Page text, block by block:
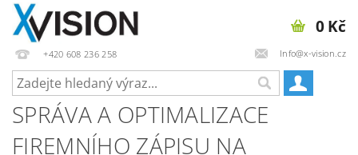
+420 608 236 258 Info@x-vision.cz
0 Kč
SPRÁVA A OPTIMALIZACE
FIREMNÍHO ZÁPISU NA